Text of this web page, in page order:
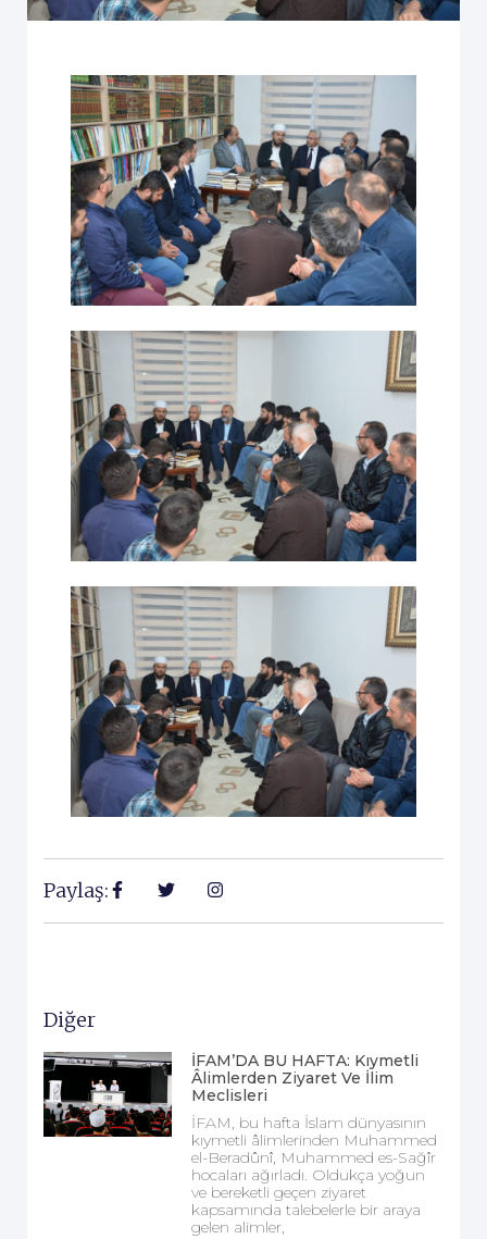
Paylaş:
Diğer
İFAM’DA BU HAFTA: Kıymetli
Âlimlerden Ziyaret Ve İlim
Meclisleri
İFAM, bu hafta İslam dünyasının
kıymetli âlimlerinden Muhammed
el-Beradûnî, Muhammed es-Sağîr
hocaları ağırladı. Oldukça yoğun
ve bereketli geçen ziyaret
kapsamında talebelerle bir araya
gelen alimler,